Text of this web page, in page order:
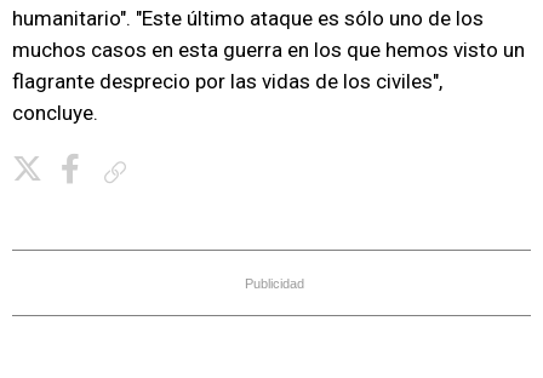
humanitario". "Este último ataque es sólo uno de los
muchos casos en esta guerra en los que hemos visto un
flagrante desprecio por las vidas de los civiles",
concluye.
Publicidad